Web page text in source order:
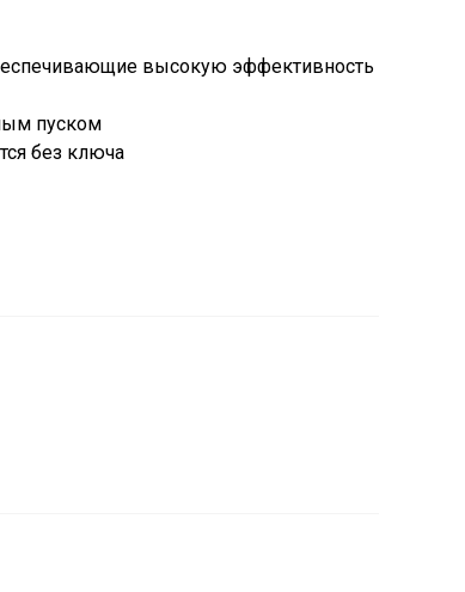
высокую эффективность
пуском
без ключа